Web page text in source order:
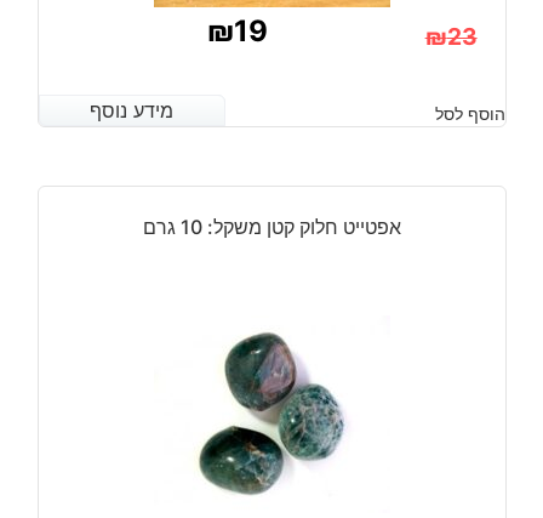
₪23
המקורי
₪19
הנוכחי
מידע נוסף הוסף לסל מידע נוסף
אפטייט חלוק קטן משקל: 10 גרם